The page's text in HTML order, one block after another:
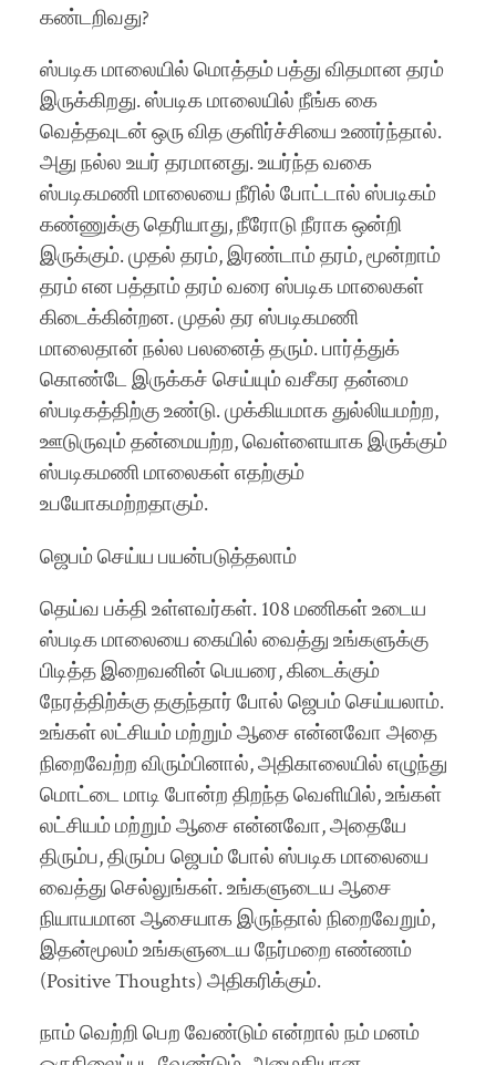
கண்டறிவது?
ஸ்படிக மாலையில் மொத்தம் பத்து விதமான தரம்
இருக்கிறது. ஸ்படிக மாலையில் நீங்க கை
வெத்தவுடன் ஒரு வித குளிர்ச்சியை உணர்ந்தால்.
அது நல்ல உயர் தரமானது. உயர்ந்த வகை
ஸ்படிகமணி மாலையை நீரில் போட்டால் ஸ்படிகம்
கண்ணுக்கு தெரியாது, நீரோடு நீராக ஒன்றி
இருக்கும். முதல் தரம், இரண்டாம் தரம், மூன்றாம்
தரம் என பத்தாம் தரம் வரை ஸ்படிக மாலைகள்
கிடைக்கின்றன. முதல் தர ஸ்படிகமணி
மாலைதான் நல்ல பலனைத் தரும். பார்த்துக்
கொண்டே இருக்கச் செய்யும் வசீகர தன்மை
ஸ்படிகத்திற்கு உண்டு. முக்கியமாக துல்லியமற்ற,
ஊடுருவும் தன்மையற்ற, வெள்ளையாக இருக்கும்
ஸ்படிகமணி மாலைகள் எதற்கும்
உபயோகமற்றதாகும்.
ஜெபம் செய்ய பயன்படுத்தலாம்
தெய்வ பக்தி உள்ளவர்கள். 108 மணிகள் உடைய
ஸ்படிக மாலையை கையில் வைத்து உங்களுக்கு
பிடித்த இறைவனின் பெயரை, கிடைக்கும்
நேரத்திற்க்கு தகுந்தார் போல் ஜெபம் செய்யலாம்.
உங்கள் லட்சியம் மற்றும் ஆசை என்னவோ அதை
நிறைவேற்ற விரும்பினால், அதிகாலையில் எழுந்து
மொட்டை மாடி போன்ற திறந்த வெளியில், உங்கள்
லட்சியம் மற்றும் ஆசை என்னவோ, அதையே
திரும்ப, திரும்ப ஜெபம் போல் ஸ்படிக மாலையை
வைத்து செல்லுங்கள். உங்களுடைய ஆசை
நியாயமான ஆசையாக இருந்தால் நிறைவேறும்,
இதன்மூலம் உங்களுடைய நேர்மறை எண்ணம்
(Positive Thoughts) அதிகரிக்கும்.
நாம் வெற்றி பெற வேண்டும் என்றால் நம் மனம்